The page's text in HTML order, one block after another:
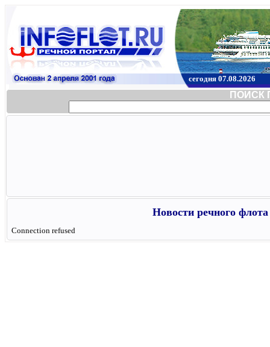
сегодня 07.08.2026
ПОИСК
Новости речного
Connection refused